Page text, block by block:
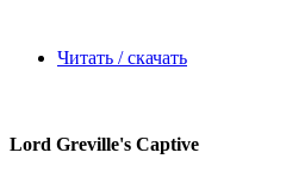
Читать / скачать
Lord Greville's Captive